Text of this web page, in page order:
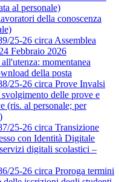
al personale)
della conoscenza
25-26 circa Assemblea
Febbraio 2026
momentanea
della posta
25-26 circa Prove Invalsi
delle prove e
(ris. al personale; per
25-26 circa Transizione
con Identità Digitale
digitali scolastici –
25-26 circa Proroga termini